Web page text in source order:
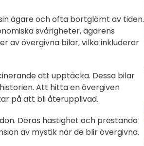
ägare och ofta bortglömt av tiden.
svårigheter, ägarens
av övergivna bilar, vilka inkluderar
att upptäcka. Dessa bilar
Att hitta en övergiven
på att bli återupplivad.
Deras hastighet och prestanda
av mystik när de blir övergivna.